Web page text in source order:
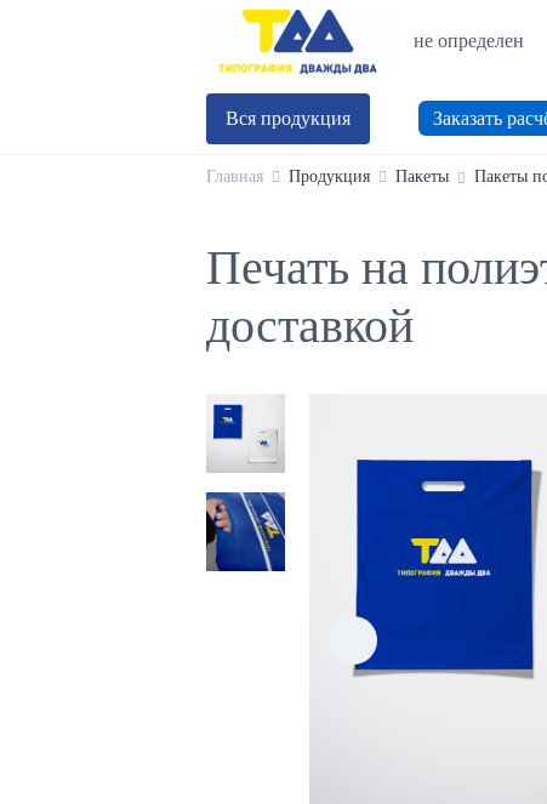
не определен
Вся продукция Заказать
Главная Продукция Пакеты Пакеты
Печать на
доставкой